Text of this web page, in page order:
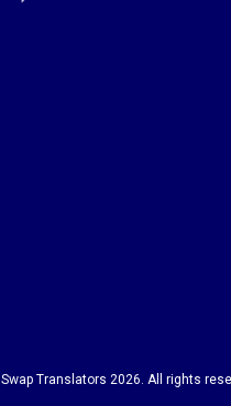
Swap Translators 2026. All rights